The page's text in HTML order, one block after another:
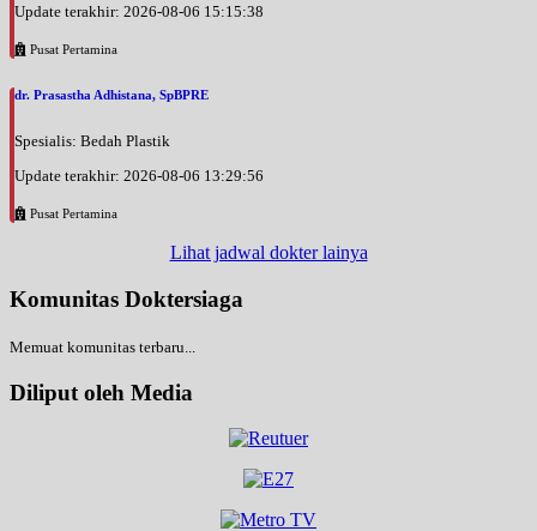
Update terakhir: 2026-08-06 15:15:38
Pusat Pertamina
dr. Prasastha Adhistana, SpBPRE
Spesialis: Bedah Plastik
Update terakhir: 2026-08-06 13:29:56
Pusat Pertamina
Lihat jadwal dokter lainya
Komunitas Doktersiaga
Memuat komunitas terbaru...
Diliput oleh Media